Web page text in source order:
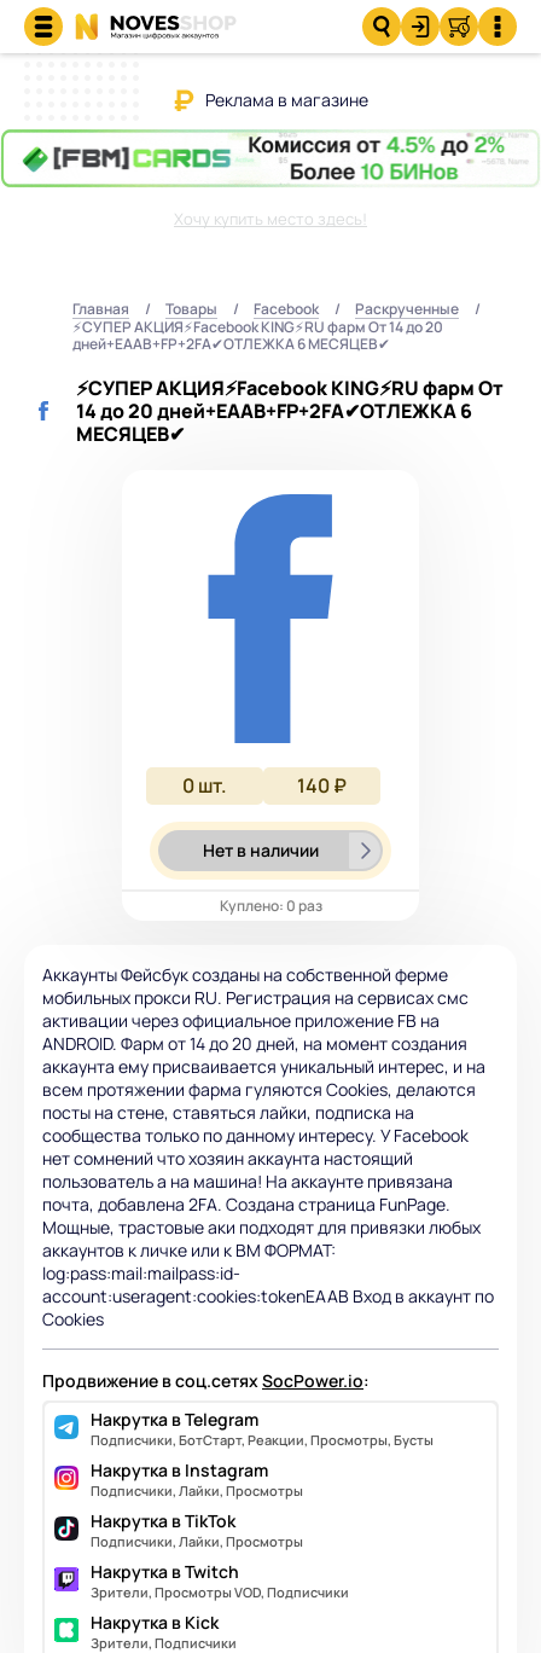
Реклама в магазине
Хочу купить место здесь!
Главная Товары Facebook
Раскрученные
⚡СУПЕР АКЦИЯ⚡Facebook KING⚡RU фарм От 14 до 20
дней+EAAB+FP+2FA✔ОТЛЕЖКА 6 МЕСЯЦЕВ✔
⚡СУПЕР АКЦИЯ⚡Facebook KING⚡RU фарм От
14 до 20 дней+EAAB+FP+2FA✔ОТЛЕЖКА 6
МЕСЯЦЕВ✔
0шт. 140 ₽
Нет в наличии
Куплено: 0 раз
Аккаунты Фейсбук созданы на собственной ферме
мобильных прокси RU. Регистрация на сервисах смс
активации через официальное приложение FB на
ANDROID. Фарм от 14 до 20 дней, на момент создания
аккаунта ему присваивается уникальный интерес, и на
всем протяжении фарма гуляются Cookies, делаются
посты на стене, ставяться лайки, подписка на
сообщества только по данному интересу. У Facebook
нет сомнений что хозяин аккаунта настоящий
пользователь а на машина! На аккаунте привязана
почта, добавлена 2FA. Создана страница FunPage.
Мощные, трастовые аки подходят для привязки любых
аккаунтов к личке или к BM ФОРМАТ:
log:pass:mail:mailpass:id-
account:useragent:cookies:tokenEAAB Вход в аккаунт по
Cookies
Продвижение в соц.сетяхSocPower.io:
Накрутка в Telegram
Подписчики, БотСтарт, Реакции, Просмотры, Бусты
Накрутка в Instagram
Подписчики, Лайки, Просмотры
Накрутка в TikTok
Подписчики, Лайки, Просмотры
Накрутка в Twitch
Зрители, Просмотры VOD, Подписчики
Накрутка в Kick
Зрители, Подписчики